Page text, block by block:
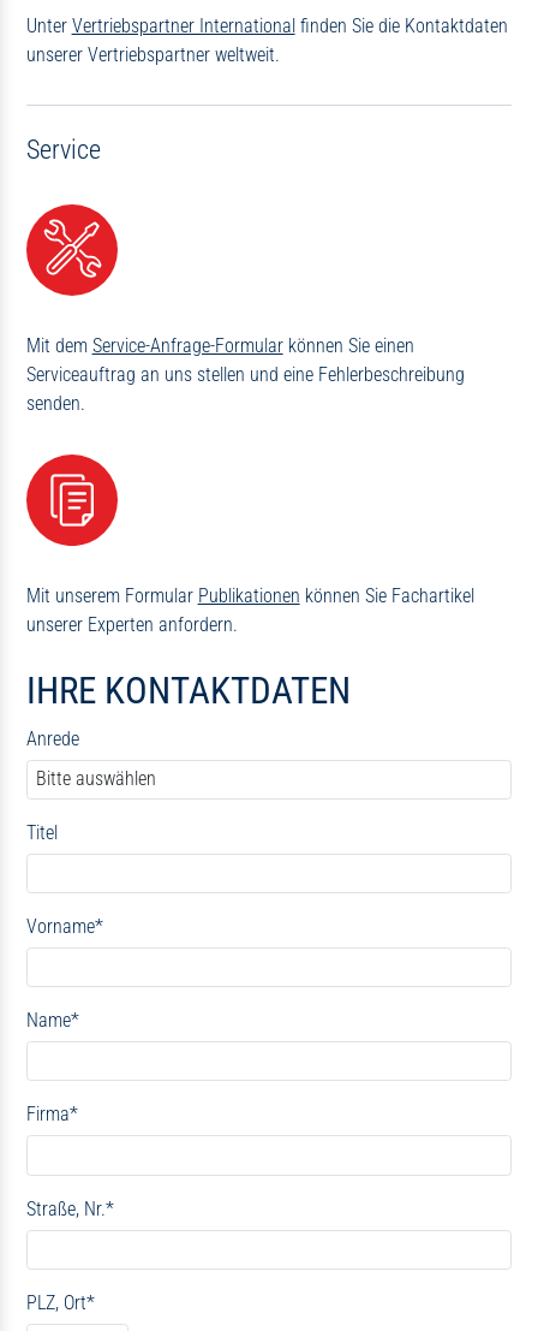
IHRE KONTAKTDATEN
Anrede
Titel
Vorname*
Name*
Firma*
Straße, Nr.*
PLZ, Ort*
Unter Vertriebspartner International finden Sie die Kontaktdaten
unserer Vertriebspartner weltweit.
Service
Mit dem Service-Anfrage-Formularkönnen Sie einen
Serviceauftrag an uns stellen und eine Fehlerbeschreibung
senden.
Mit unserem Formular Publikationen können Sie Fachartikel
unserer Experten anfordern.